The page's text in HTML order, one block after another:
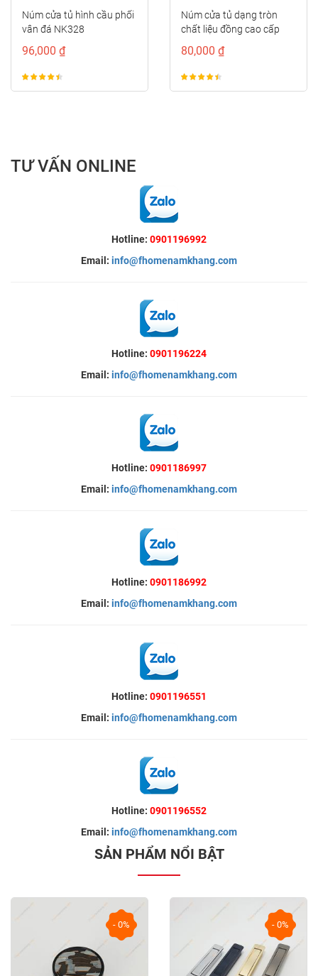
Núm cửa tủ hình cầu phối
vân đá NK328
96,000 ₫
Núm cửa tủ dạng tròn
chất liệu đồng cao cấp
80,000 ₫
TƯ VẤN ONLINE
Hotline: 0901196992
Email: info@fhomenamkhang.com
Hotline: 0901196224
Email: info@fhomenamkhang.com
Hotline: 0901186997
Email: info@fhomenamkhang.com
Hotline: 0901186992
Email: info@fhomenamkhang.com
Hotline: 0901196551
Email: info@fhomenamkhang.com
Hotline: 0901196552
Email: info@fhomenamkhang.com
SẢN PHẨM NỔI BẬT
- 0% - 0%